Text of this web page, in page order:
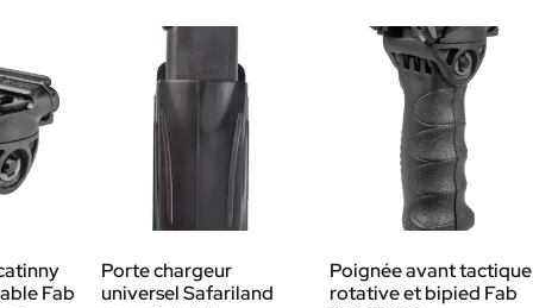
Fab
Porte chargeur
universel Safariland
Poignée avant tactique
rotative et bipied Fab